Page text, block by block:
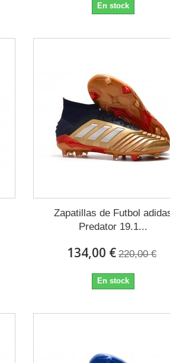
En stock
Zapatillas de Futbol
Predator 19.1...
134,00 € 220,00 €
En stock